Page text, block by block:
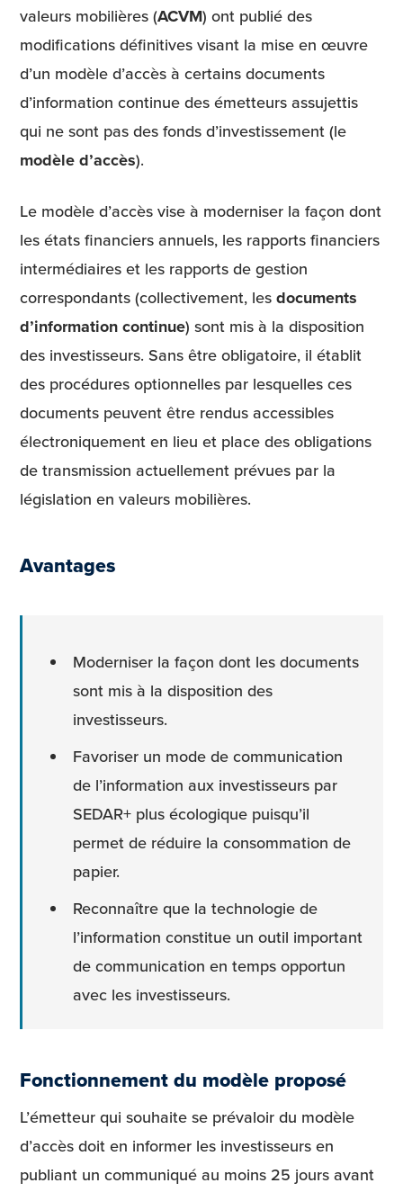
valeurs mobilières (ACVM) ont publié des
modifications définitives visant la mise en œuvre
d’un modèle d’accès à certains documents
d’information continue des émetteurs assujettis
qui ne sont pas des fonds d’investissement (le
modèle d’accès).
Le modèle d’accès vise à moderniser la façon dont
les états financiers annuels, les rapports financiers
intermédiaires et les rapports de gestion
correspondants (collectivement, les documents
d’information continue) sont mis à la disposition
des investisseurs. Sans être obligatoire, il établit
des procédures optionnelles par lesquelles ces
documents peuvent être rendus accessibles
électroniquement en lieu et place des obligations
de transmission actuellement prévues par la
législation en valeurs mobilières.
Avantages
Moderniser la façon dont les documents
sont mis à la disposition des
investisseurs.
Favoriser un mode de communication
de l’information aux investisseurs par
SEDAR+ plus écologique puisqu’il
permet de réduire la consommation de
papier.
Reconnaître que la technologie de
l’information constitue un outil important
de communication en temps opportun
avec les investisseurs.
Fonctionnement du modèle proposé
L’émetteur qui souhaite se prévaloir du modèle
d’accès doit en informer les investisseurs en
publiant un communiqué au moins 25 jours avant